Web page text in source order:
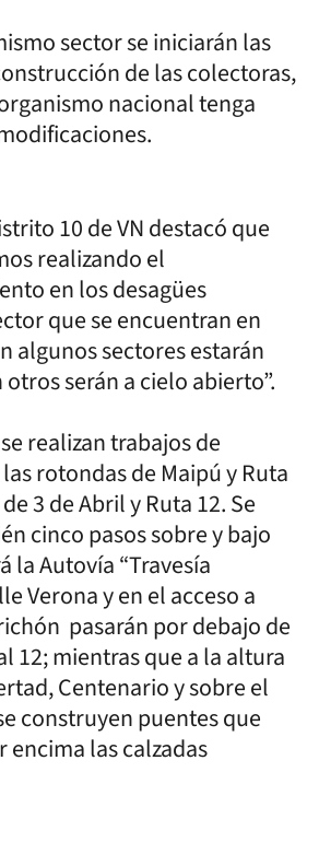
sector se iniciarán las
de las colectoras,
nacional tenga
10 de VN destacó que
realizando el
en los desagües
que se encuentran en
algunos sectores estarán
serán a cielo abierto”.
realizan trabajos de
rotondas de Maipú y Ruta
3 de Abril y Ruta 12. Se
cinco pasos sobre y bajo
la Autovía “Travesía
Verona y en el acceso a
pasarán por debajo de
12; mientras que a la altura
Centenario y sobre el
construyen puentes que
encima las calzadas